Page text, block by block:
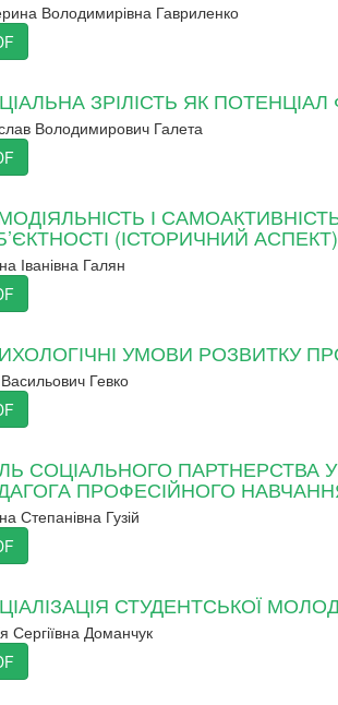
Володимирівна Гавриленко
ЗРІЛІСТЬ ЯК
Володимирович Галета
І
(ІСТОРИЧНИЙ АСПЕКТ)
Іванівна Галян
УМОВИ РОЗВИТКУ
Васильович Гевко
СОЦІАЛЬНОГО ПАРТНЕРСТВА
ПРОФЕСІЙНОГО
Степанівна Гузій
СТУДЕНТСЬКОЇ
Сергіївна Доманчук